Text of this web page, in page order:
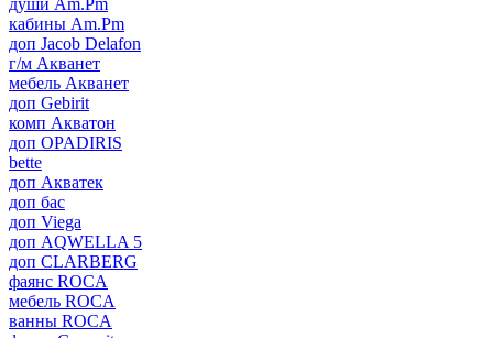
души Am.Pm
кабины Am.Pm
доп Jacob Delafon
г/м Акванет
мебель Акванет
доп Gebirit
комп Акватон
доп OPADIRIS
bette
доп Акватек
доп бас
доп Viega
доп AQWELLA 5
доп CLARBERG
фаянс ROCA
мебель ROCA
ванны ROCA